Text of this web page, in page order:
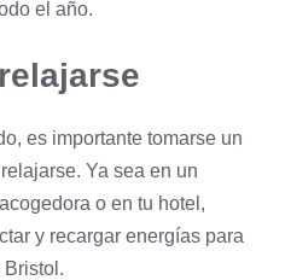
el año.
es importante tomarse un
Ya sea en un
o en tu hotel,
y recargar energías para
Bristol.